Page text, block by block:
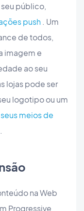
público,
push . Um
de todos,
imagem e
ao seu
lojas pode ser
logotipo ou um
meios de
.
na Web
Progressive